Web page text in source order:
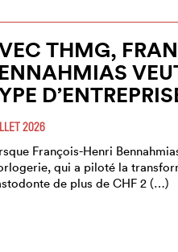
THMG,
2026
François-Henri
qui a piloté la
de plus de CHF 2 (…)